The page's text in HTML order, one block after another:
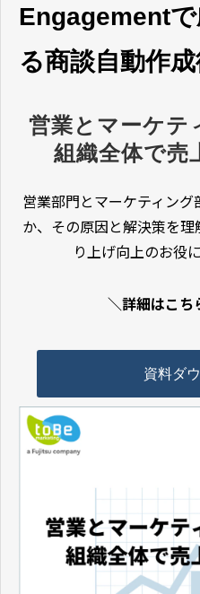
Engagement
る商談自動作
営業とマーケテ
組織全体で売
営業部門とマーケティン
か、その原因と解決策を
り上げ向上のお役
＼詳細はこち
資料ダ